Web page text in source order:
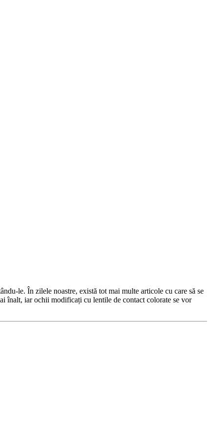
le. În zilele noastre, există tot mai multe articole cu care să se
înalt, iar ochii modificați cu lentile de contact colorate se vor